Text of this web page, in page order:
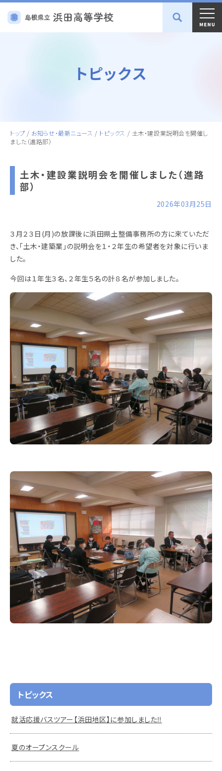
トピックス
トップ / お知らせ・最新ニュース / トピックス / 土木・建設業説明会を開催し
ました（進路部）
土木・建設業説明会を開催しました（進路
部）
2026年03月25日
３月２３日(月)の放課後に浜田県土整備事務所の方に来ていただ
き、「土木・建築業」の説明会を１・２年生の希望者を対象に行いま
した。
今回は１年生３名、２年生５名の計８名が参加しました。
トピックス
就活応援バスツアー【浜田地区】に参加しました‼
夏のオープンスクール